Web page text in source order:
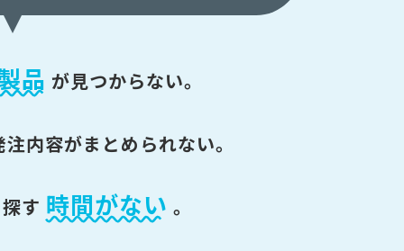
品 が見つからない。
注内容がまとめられない。
す 時間がない 。